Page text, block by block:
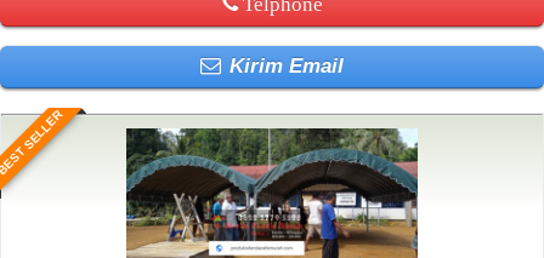
Kirim Email
SELLER